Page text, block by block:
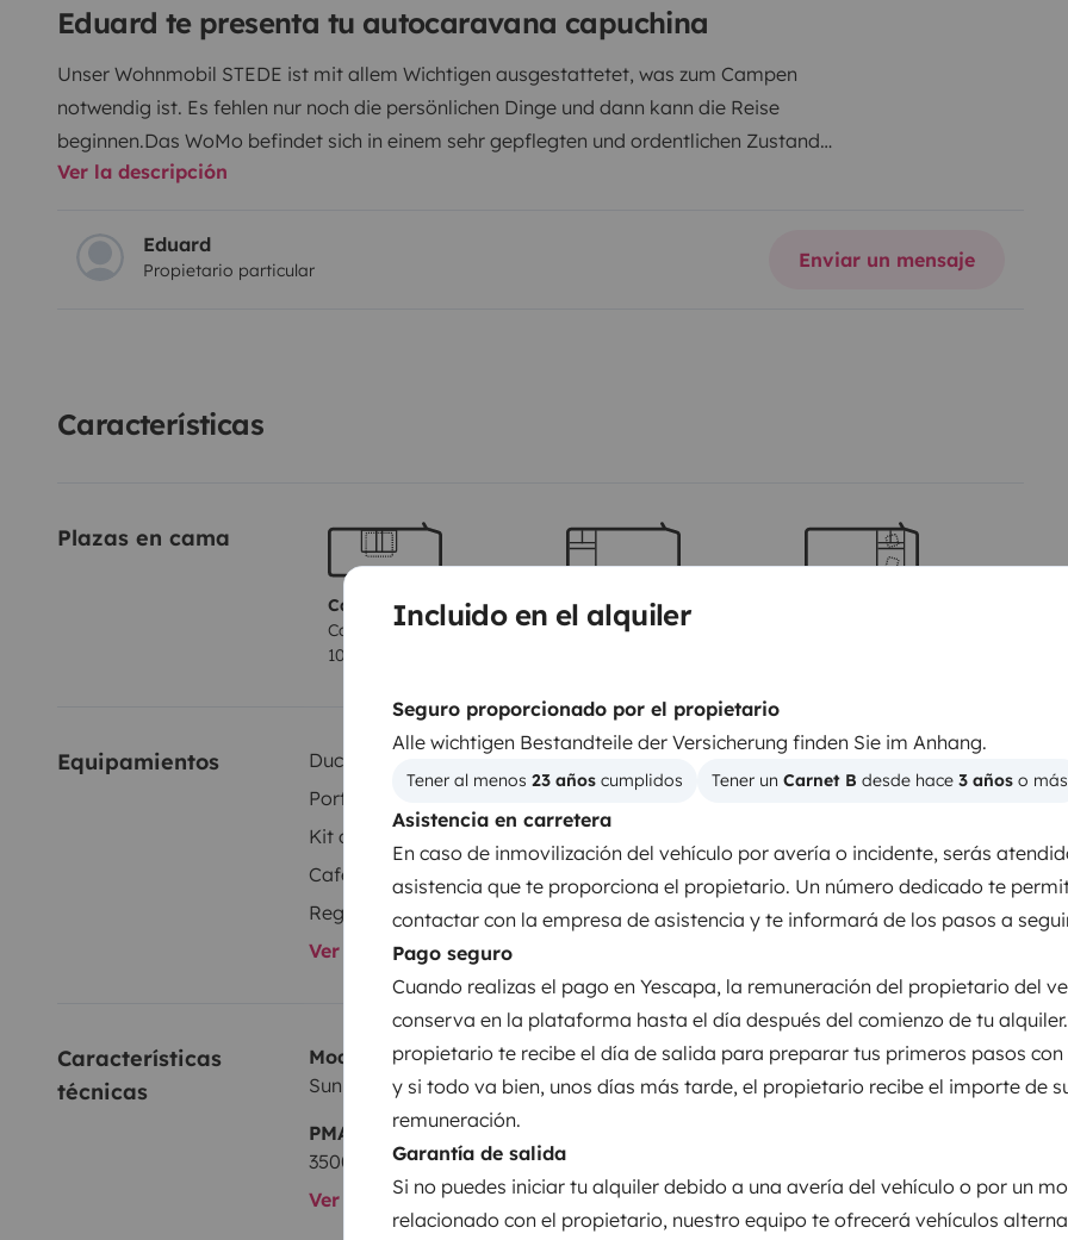
Incluido en el alquiler
Seguro proporcionado por el propietario
Alle wichtigen Bestandteile der Versicherung finden Sie im Anhang.
Tener al menos 23 años cumplidos Tener un Carnet B desde hace 3 años o más
Asistencia en carretera
En caso de inmovilización del vehículo por avería o incidente, serás
asistencia que te proporciona el propietario. Un número dedicado te
contactar con la empresa de asistencia y te informará de los pasos a
Pago seguro
Cuando realizas el pago en Yescapa, la remuneración del propietario del
conserva en la plataforma hasta el día después del comienzo de tu
propietario te recibe el día de salida para preparar tus primeros pasos con
y si todo va bien, unos días más tarde, el propietario recibe el importe de
remuneración.
Garantía de salida
Si no puedes iniciar tu alquiler debido a una avería del vehículo o por un
relacionado con el propietario, nuestro equipo te ofrecerá vehículos
Eduard te presenta tu autocaravana capuchina
Unser Wohnmobil STEDE ist mit allem Wichtigen ausgestattetet, was zum Campen
notwendig ist. Es fehlen nur noch die persönlichen Dinge und dann kann die Reise
beginnen.Das WoMo befindet sich in einem sehr gepflegten und ordentlichen Zustand.
Wir selbst sind ein Tier- und Rauchfreier Haushalt.
Dusche, klappbares Alkovenbett, Tempomat... und vieles mehr.
Ver la descripción
Eduard
Propietario particular Enviar un mensaje
Características
Plazas en cama
Camas 1
Cama convertible salón
100x185 cm
Camas 2
Cama transversal
Equipamientos Ducha interior
Portabicicletas
Kit de vajilla
Cafetera
Dirección asistida
Regulador de velocidad
Ver todos los equipamientos
Características
técnicas
Modelo
Sunlight Sunlight A70
Puesta en circulación:
2014
PMA:
3500 kg
Ver todas las características